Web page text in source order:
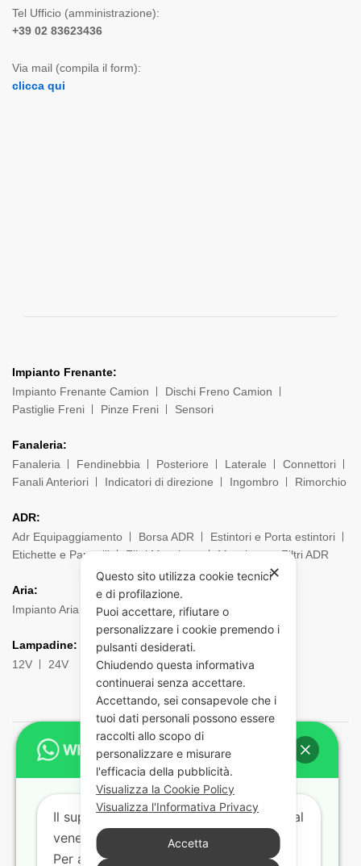
Tel Ufficio (amministrazione):
+39 02 83623436
Via mail (compila il form):
clicca qui
Impianto Frenante:
Impianto Frenante Camion
Dischi Freno Camion
Pastiglie Freni
Pinze Freni Sensori
Fanaleria:
Fanaleria
Fendinebbia Posteriore Laterale
Connettori
Fanali Anteriori
Indicatori di direzione Ingombro Rimorchio
ADR:
Adr Equipaggiamento
Borsa ADR
Estintori e Porta estintori
Etichette e Pannelli
Filtri Maschere Maschere e Filtri ADR
Aria:
Impianto Aria
Torpress e Diapress Tubi – Spirali
Lampadine:
12V
24V
© 2021 Barny Ricambi Camion. Tutti i diritti riservati
Pagamenti sicuri con:
✕
Questo sito utilizza cookie tecnici
e di profilazione.
Puoi accettare, rifiutare o
personalizzare i cookie premendo i
pulsanti desiderati.
Chiudendo questa informativa
continuerai senza accettare.
Accettando, sei consapevole che i
tuoi dati personali possono essere
raccolti allo scopo di
personalizzare e misurare
l'efficacia della pubblicità.
Visualizza la Cookie Policy
Visualizza l'Informativa Privacy
Accetta
Il supporto tecnico risponde dal lunedì al
venerdì dalle 9:00 alle 18:00.
Per aiutarti più velocemente indicaci: